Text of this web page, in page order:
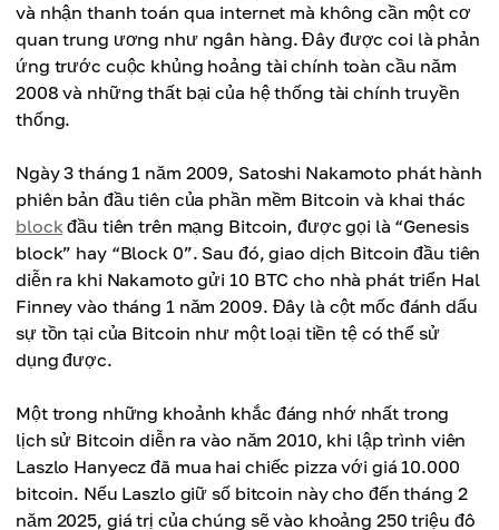
và nhận thanh toán qua internet mà không cần một cơ
quan trung ương như ngân hàng. Đây được coi là phản
ứng trước cuộc khủng hoảng tài chính toàn cầu năm
2008 và những thất bại của hệ thống tài chính truyền
thống.
Ngày 3 tháng 1 năm 2009, Satoshi Nakamoto phát hành
phiên bản đầu tiên của phần mềm Bitcoin và khai thác
blockđầu tiên trên mạng Bitcoin, được gọi là “Genesis
block” hay “Block 0”. Sau đó, giao dịch Bitcoin đầu tiên
diễn ra khi Nakamoto gửi 10 BTC cho nhà phát triển Hal
Finney vào tháng 1 năm 2009. Đây là cột mốc đánh dấu
sự tồn tại của Bitcoin như một loại tiền tệ có thể sử
dụng được.
Một trong những khoảnh khắc đáng nhớ nhất trong
lịch sử Bitcoin diễn ra vào năm 2010, khi lập trình viên
Laszlo Hanyecz đã mua hai chiếc pizza với giá 10.000
bitcoin. Nếu Laszlo giữ số bitcoin này cho đến tháng 2
năm 2025, giá trị của chúng sẽ vào khoảng 250 triệu đô